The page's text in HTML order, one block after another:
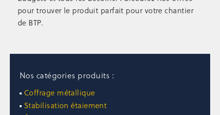
Poutrelles bois
Panneaux coffrants
Stabilisation
Supports de rétention
Univers du Big Bag
Paniers de stockage
Rangement outillage
pour trouver le produit parfait pour votre chantier
de BTP.
Nos catégories produits :
Coffrage métallique
Stabilisation étaiement